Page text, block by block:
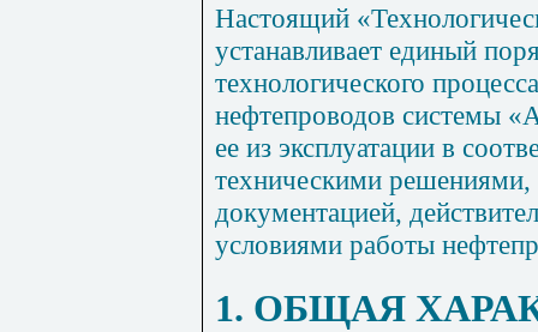
Настоящий
устанавливает единый
технологического
нефтепроводов системы «
ее из эксплуатации в
техническими решениями,
документацией,
условиями работы
1. ОБЩАЯ